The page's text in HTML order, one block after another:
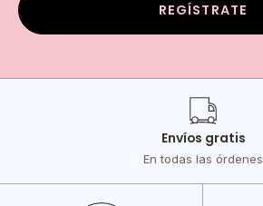
REGÍSTRATE
Envíos gratis
En todas las órdenes